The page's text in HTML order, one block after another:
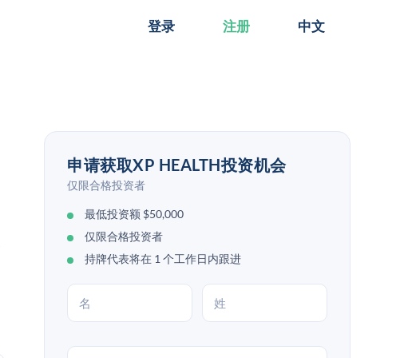
登录 注册 中文
申请获取XP HEALTH投资机会
仅限合格投资者
最低投资额 $50,000
仅限合格投资者
持牌代表将在 1 个工作日内跟进